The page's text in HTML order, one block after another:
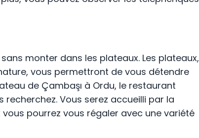
monter dans les plateaux. Les plateaux,
vous permettront de vous détendre
de Çambaşı à Ordu, le restaurant
recherchez. Vous serez accueilli par la
pourrez vous régaler avec une variété